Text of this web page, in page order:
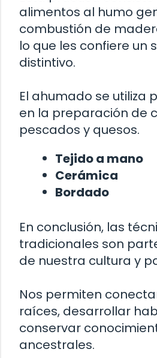
alimentos al humo
combustión de
lo que les confiere un
distintivo.
El ahumado se utiliza
en la preparación de
pescados y quesos.
Tejido a mano
Cerámica
Bordado
En conclusión, las
tradicionales son
de nuestra cultura y
Nos permiten
raíces, desarrollar
conservar
ancestrales.